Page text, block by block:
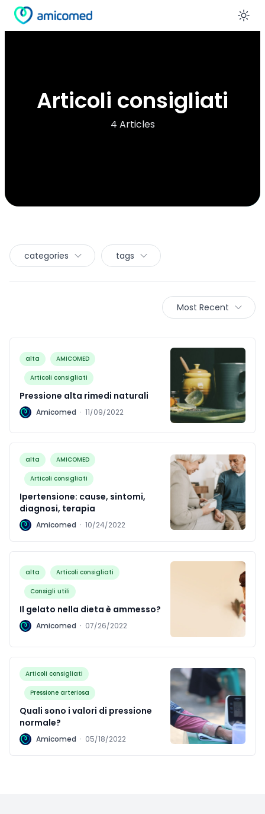
Articoli consigliati
4 Articles
categories tags
Most Recent
alta AMICOMED
Articoli consigliati
Pressione alta rimedi naturali
A Amicomed · 11/09/2022
alta AMICOMED
Articoli consigliati
Ipertensione: cause, sintomi,
diagnosi, terapia
A Amicomed · 10/24/2022
alta Articoli consigliati
Consigli utili
Il gelato nella dieta è ammesso?
A Amicomed · 07/26/2022
Articoli consigliati
Pressione arteriosa
Quali sono i valori di pressione
normale?
A Amicomed · 05/18/2022